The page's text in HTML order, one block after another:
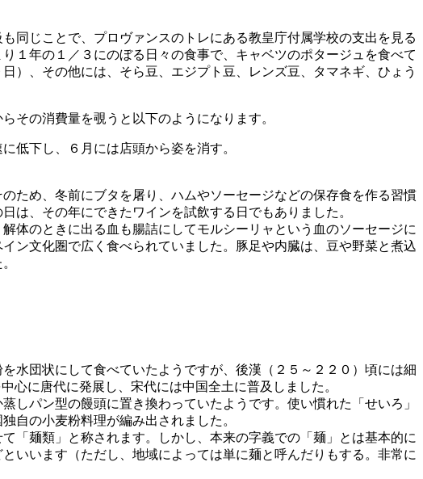
同じことで、プロヴァンスのトレにある教皇庁付属学校の支出を見る
１年の１／３にのぼる日々の食事で、キャベツのポタージュを食べて
）、その他には、そら豆、エジプト豆、レンズ豆、タマネギ、ひょう
その消費量を覗うと以下のようになります。
下し、６月には店頭から姿を消す。
ため、冬前にブタを屠り、ハムやソーセージなどの保存食を作る習慣
は、その年にできたワインを試飲する日でもありました。
体のときに出る血も腸詰にしてモルシーリャという血のソーセージに
ン文化圏で広く食べられていました。豚足や内臓は、豆や野菜と煮込
水団状にして食べていたようですが、後漢（２５～２２０）頃には細
心に唐代に発展し、宋代には中国全土に普及しました。
パン型の饅頭に置き換わっていたようです。使い慣れた「せいろ」
自の小麦粉料理が編み出されました。
「麺類」と称されます。しかし、本来の字義での「麺」とは基本的に
いいます（ただし、地域によっては単に麺と呼んだりもする。非常に